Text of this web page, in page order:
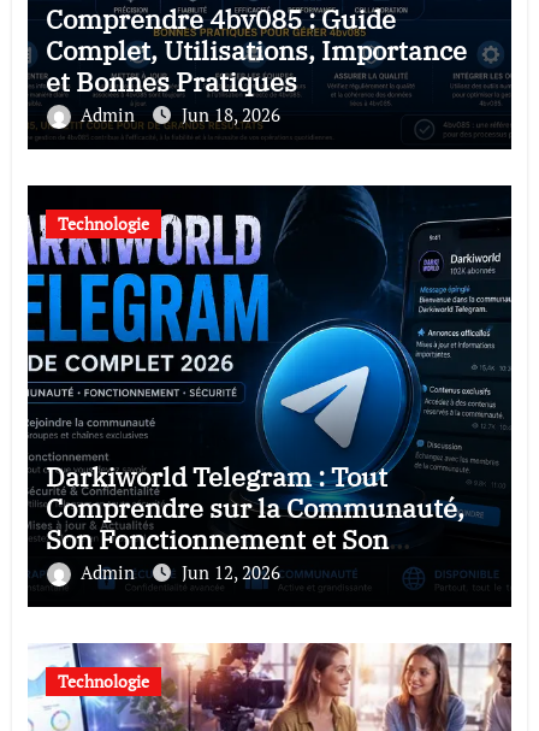
Comprendre 4bv085 : Guide
Complet, Utilisations, Importance
et Bonnes Pratiques
Admin Jun 18, 2026
Technologie
Darkiworld Telegram : Tout
Comprendre sur la Communauté,
Son Fonctionnement et Son
Popularité en 2026
Admin Jun 12, 2026
Technologie